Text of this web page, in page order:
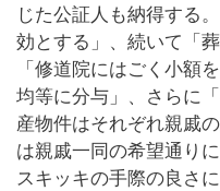
じた公証人も納得する
効とする」、続いて「
「修道院にはごく小額
均等に分与」、さらに
産物件はそれぞれ親戚
は親戚一同の希望通り
スキッキの手際の良さ